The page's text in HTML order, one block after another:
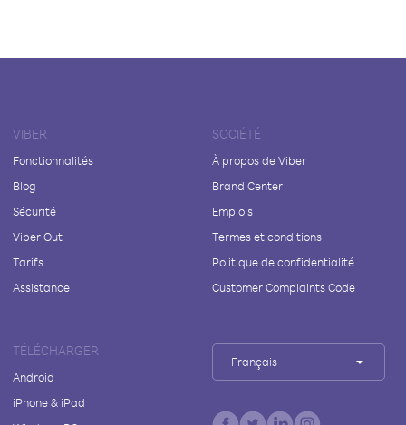
VIBER
Fonctionnalités
Blog
Sécurité
Viber Out
Tarifs
Assistance
SOCIÉTÉ
À propos de Viber
Brand Center
Emplois
Termes et conditions
Politique de confidentialité
Customer Complaints Code
TÉLÉCHARGER
Android
iPhone & iPad
Français